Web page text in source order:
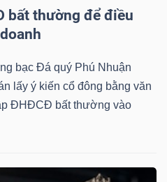
bất thường để điều
bạc Đá quý Phú Nhuận
lấy ý kiến cổ đông bằng văn
ĐHĐCĐ bất thường vào